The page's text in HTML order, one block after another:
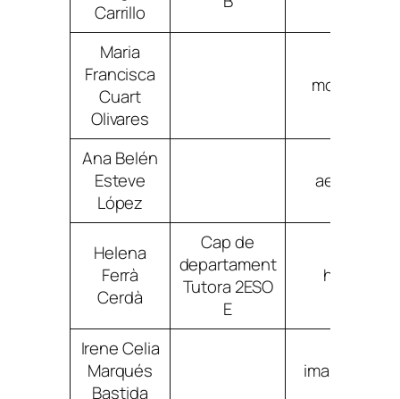
Carrillo
Maria
Francisca
Cuart
Olivares
Ana Belén
Esteve
López
Helena
Ferrà
Cerdà
Cap de
departament
Tutora 2ESO
E
Irene Celia
Marqués
Bastida